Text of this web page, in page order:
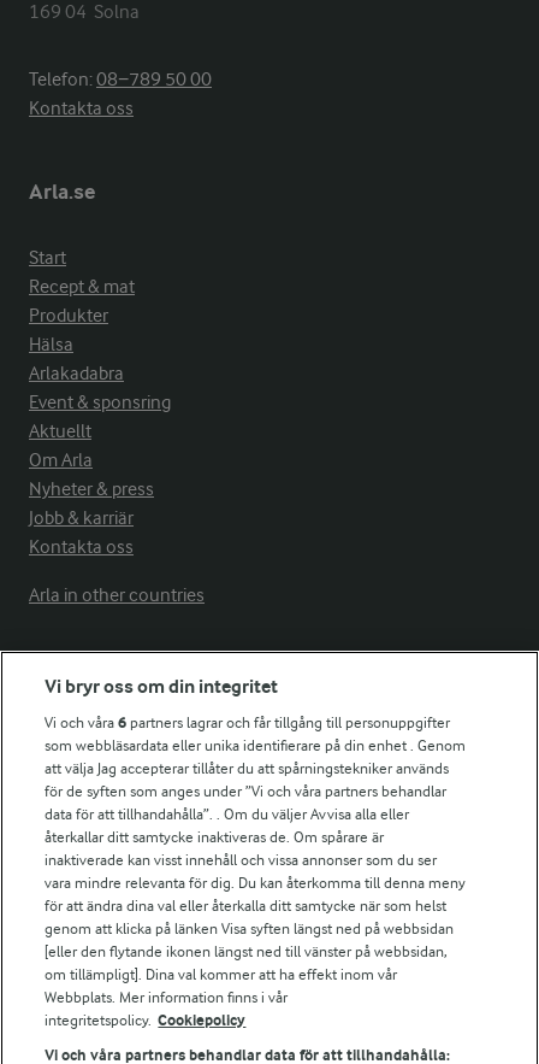
169 04  Solna
Telefon:08−789 50 00
Kontakta oss
Arla.se
Start
Recept & mat
Produkter
Hälsa
Arlakadabra
Event & sponsring
Aktuellt
Om Arla
Nyheter & press
Jobb & karriär
Kontakta oss
Arla in other countries
Fler Arlasajter
För ägare
Arlas kundportal
Arla.com
Falbygdens Ost
Arla webbshop
Bildbank
Följ oss
Vi bryr oss om din integritet
Vi och våra6 partners lagrar och får tillgång till personuppgifter
som webbläsardata eller unika identifierare på din enhet . Genom
att välja Jag accepterar tillåter du att spårningstekniker används
för de syften som anges under ”Vi och våra partners behandlar
data för att tillhandahålla”. . Om du väljer Avvisa alla eller
återkallar ditt samtycke inaktiveras de. Om spårare är
inaktiverade kan visst innehåll och vissa annonser som du ser
vara mindre relevanta för dig. Du kan återkomma till denna meny
för att ändra dina val eller återkalla ditt samtycke när som helst
genom att klicka på länken Visa syften längst ned på webbsidan
[eller den flytande ikonen längst ned till vänster på webbsidan,
om tillämpligt]. Dina val kommer att ha effekt inom vår
Webbplats. Mer information finns i vår
integritetspolicy. Cookiepolicy
Vi och våra partners behandlar data för att tillhandahålla: